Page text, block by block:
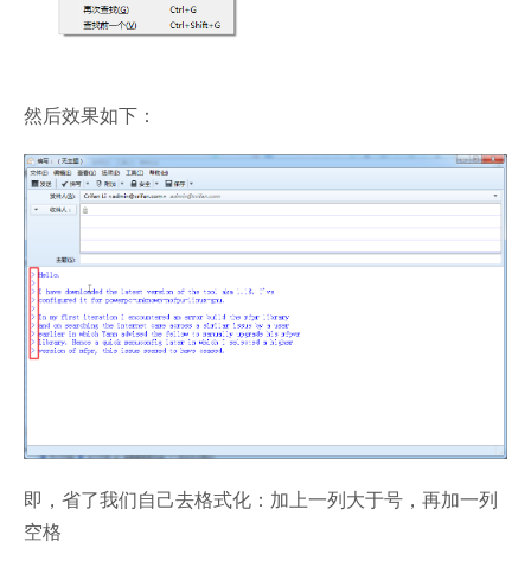
然后效果如下：
即，省了我们自己去格式化：加上一列大于号，再加一列
空格